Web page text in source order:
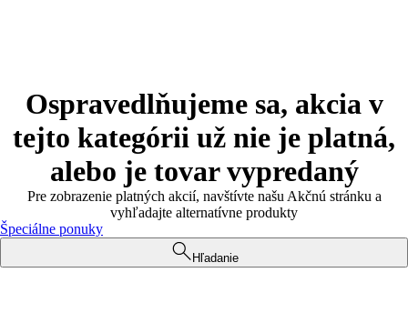
Ospravedlňujeme sa, akcia v
tejto kategórii už nie je platná,
alebo je tovar vypredaný
Pre zobrazenie platných akcií, navštívte našu Akčnú stránku a
vyhľadajte alternatívne produkty
Špeciálne ponuky
Hľadanie